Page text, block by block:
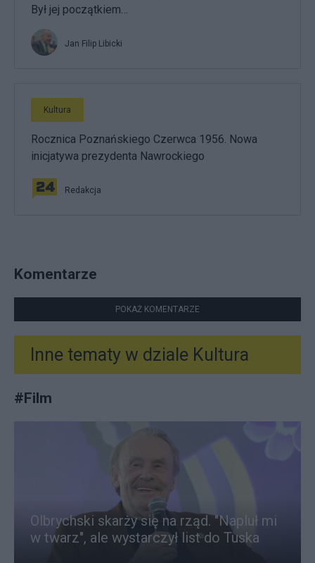
Był jej początkiem…
Jan Filip Libicki
Kultura
Rocznica Poznańskiego Czerwca 1956. Nowa
inicjatywa prezydenta Nawrockiego
Redakcja
Komentarze
POKAŻ KOMENTARZE
Inne tematy w dziale Kultura
#Film
Olbrychski skarży się na rząd. "Napluł mi
w twarz", ale wystarczył list do Tuska